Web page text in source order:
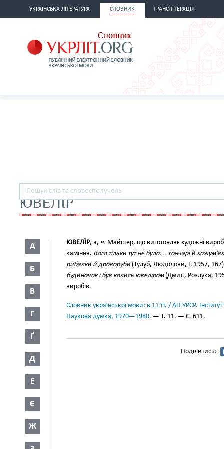
УКРАЇНСЬКА ЛІТЕРАТУРА СЛОВНИК ТРАНСЛІТЕРАЦІЯ
ЮВЕЛІР
А
Б
В
Г
Ґ
Д
Е
Є
Ж
ЮВЕЛІ́Р, а, ч. Майстер, що виготовляє художні
каміння. Кого тільки тут не було: .. гончарі й
рибалки й дроворуби (Тулуб, Людолови, І, 1957,
будиночок і був колись ювеліром(Дмит., Розлука,
виробів.
Словник української мови: в 11 тт. / АН УРСР.
Наукова думка, 1970—1980. — Т. 11. — С. 611.
Поділитись: